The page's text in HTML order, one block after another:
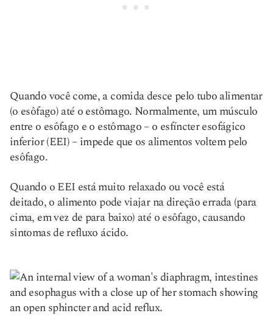
Quando você come, a comida desce pelo tubo alimentar
(o esôfago) até o estômago. Normalmente, um músculo
entre o esôfago e o estômago – o esfíncter esofágico
inferior (EEI) – impede que os alimentos voltem pelo
esôfago.
Quando o EEI está muito relaxado ou você está
deitado, o alimento pode viajar na direção errada (para
cima, em vez de para baixo) até o esôfago, causando
sintomas de refluxo ácido.